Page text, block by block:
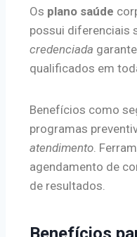
Os plano saúde
possui diferenciais
credenciada
qualificados em
Benefícios como
programas
atendimento .
agendamento de
de resultados.